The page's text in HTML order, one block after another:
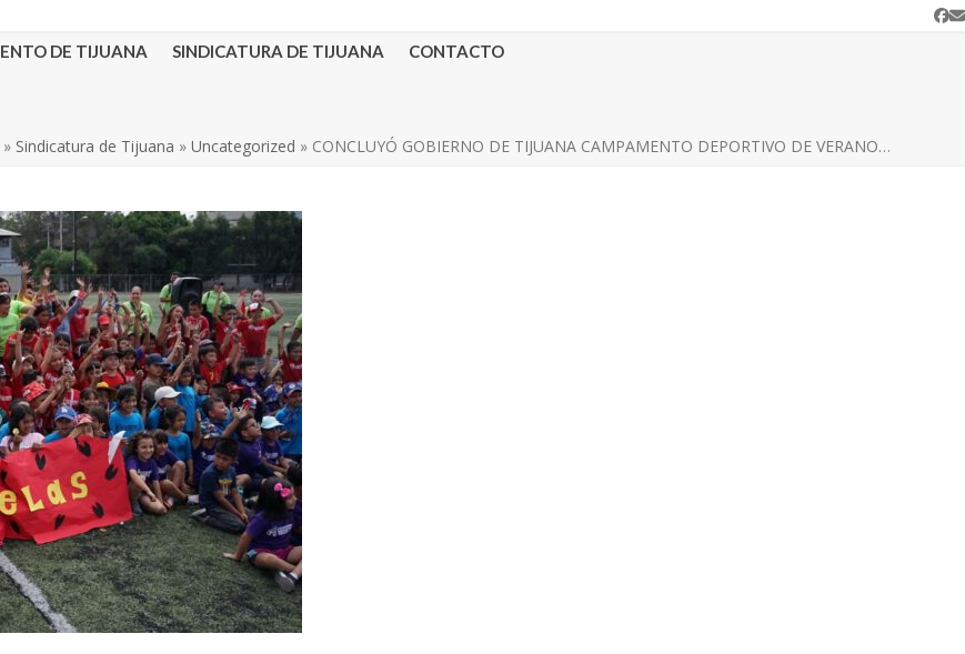
DE TIJUANA SINDICATURA DE TIJUANA CONTACTO
» Sindicatura de Tijuana » Uncategorized » CONCLUYÓ GOBIERNO DE TIJUANA CAMPAMENTO DEPORTIVO DE VERANO…